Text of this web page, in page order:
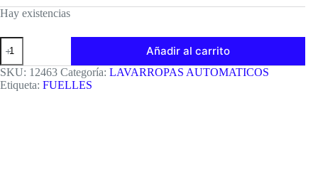
Hay existencias
FUELLE
MIDEA
LAVA
SECA
12462
Añadir al carrito
SKU: 12463 Categoría: LAVARROPAS AUTOMATICOS
Etiqueta: FUELLES